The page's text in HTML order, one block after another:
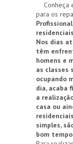
Conheça
para os
Nos dias
têm
homens e
as classes
ocupando
dia, acaba
a
casa ou
simples,
bom